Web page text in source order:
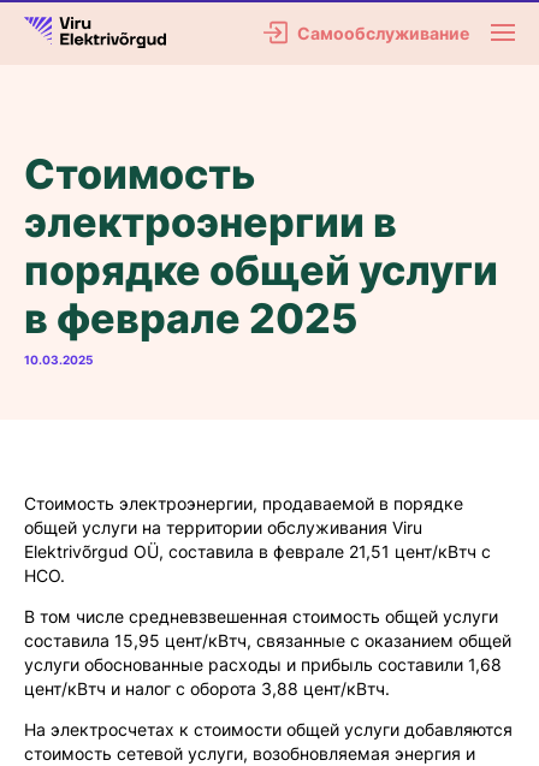
Самообслуживание
Стоимость
электроэнергии в
порядке общей услуги
в феврале 2025
10.03.2025
Стоимость электроэнергии, продаваемой в порядке
общей услуги на территории обслуживания Viru
Elektrivõrgud OÜ, составила в феврале 21,51 цент/кВтч с
НСО.
В том числе средневзвешенная стоимость общей услуги
составила 15,95 цент/кВтч, связанные с оказанием общей
услуги обоснованные расходы и прибыль составили 1,68
цент/кВтч и налог с оборота 3,88 цент/кВтч.
На электросчетах к стоимости общей услуги добавляются
стоимость сетевой услуги, возобновляемая энергия и